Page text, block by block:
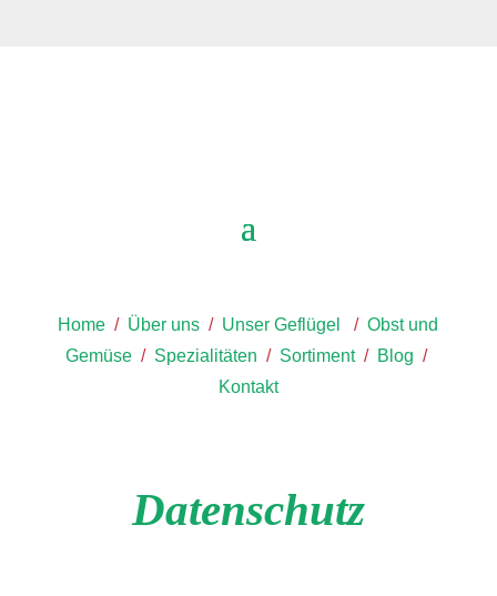
Home / Über uns / Unser Geflügel / Obst und
Gemüse / Spezialitäten / Sortiment / Blog /
Kontakt
Datenschutz